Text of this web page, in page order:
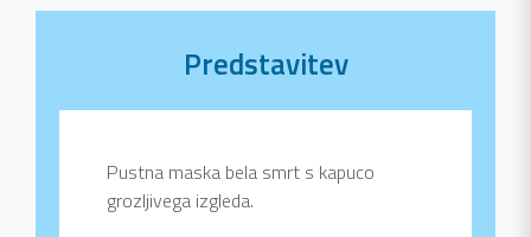
Predstavitev
Pustna maska bela smrt s kapuco
grozljivega izgleda.